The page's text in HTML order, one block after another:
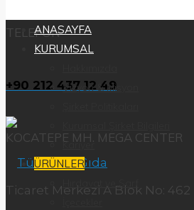
TELEFON
+90 212 437 12 49
KOCATEPE MH. MEGA CENTER
Ticaret Merkezi A Blok No: 462
ANASAYFA
KURUMSAL
Vizyon & Misyon
Kariyer
ÜRÜNLER
Hırdavat ve Sarf